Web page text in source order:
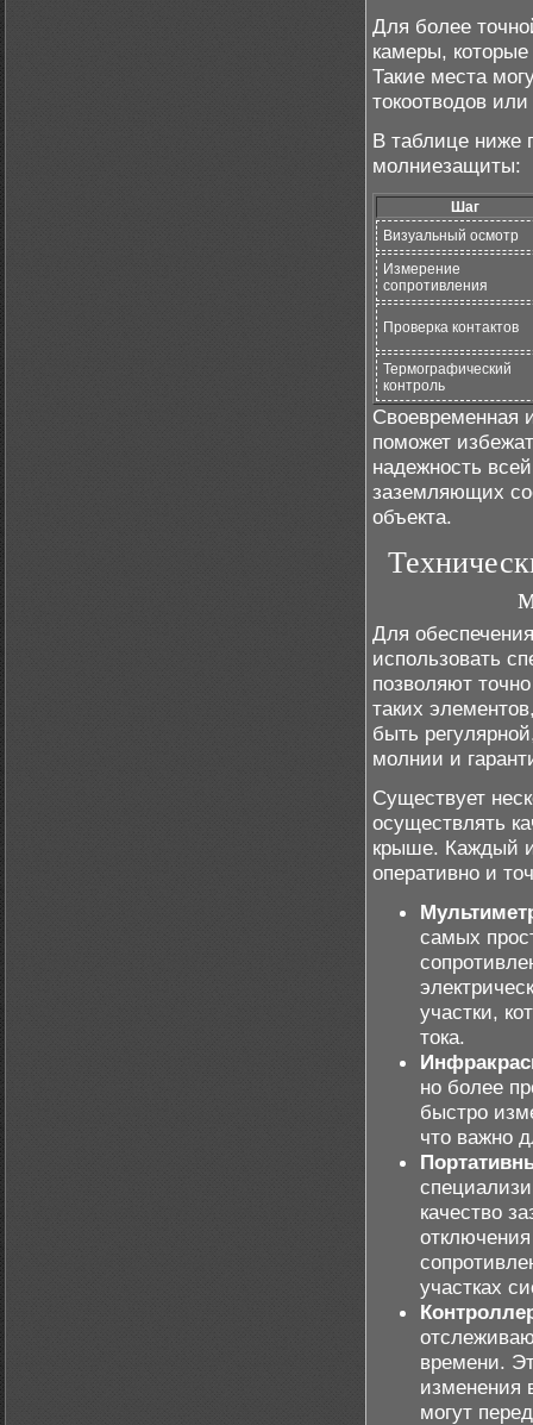
Для более
камеры,
Такие места
токоотводов
В таблице ниже
молниезащиты:
Шаг
Визуальный осмотр
Измерение
сопротивления
Проверка контактов
Термографический
контроль
Своевременная
поможет
надежность
заземляющих
объекта.
Для
использовать
позволяют
таких
быть
молнии и
Существует
осуществлять
крыше. Каждый
оперативно и
самых
участки,
тока.
но более
быстро
что важно
качество
участках
времени.
изменения
могут